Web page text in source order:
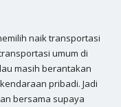
naik transportasi
umum di
masih berantakan
pribadi. Jadi
bersama supaya